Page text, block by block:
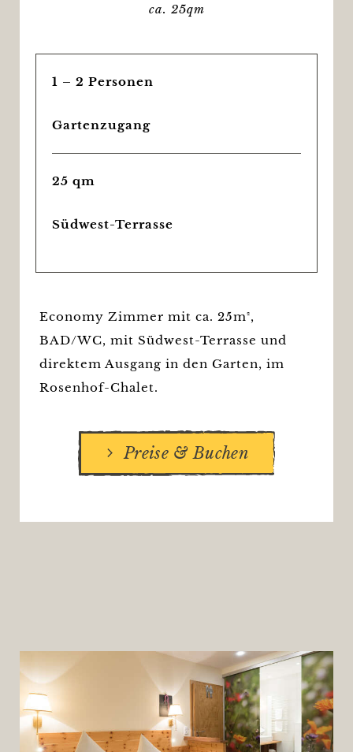
ca. 25qm
1 – 2 Personen
Gartenzugang
25 qm
Südwest-Terrasse
Economy Zimmer mit ca. 25m²,
BAD/WC, mit Südwest-Terrasse und
direktem Ausgang in den Garten, im
Rosenhof-Chalet.
Preise & Buchen